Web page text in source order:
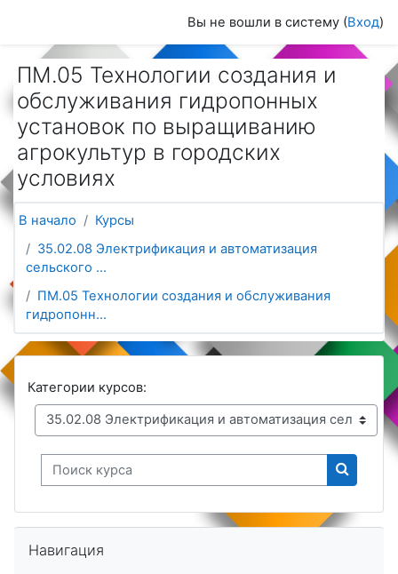
Вы не вошли в систему (Вход)
ПМ.05 Технологии создания и
обслуживания гидропонных
установок по выращиванию
агрокультур в городских
условиях
В начало
Курсы
35.02.08 Электрификация и автоматизация
сельского ...
ПМ.05 Технологии создания и обслуживания
гидропонн...
Категории курсов:
Поиск курса
Поиск
Навигация